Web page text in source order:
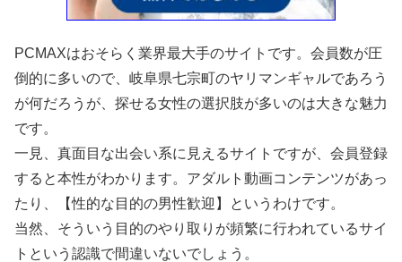
PCMAXはおそらく業界最大手のサイトです。会員数が圧
倒的に多いので、岐阜県七宗町のヤリマンギャルであろう
が何だろうが、探せる女性の選択肢が多いのは大きな魅力
です。
一見、真面目な出会い系に見えるサイトですが、会員登録
すると本性がわかります。アダルト動画コンテンツがあっ
たり、【性的な目的の男性歓迎】というわけです。
当然、そういう目的のやり取りが頻繁に行われているサイ
トという認識で間違いないでしょう。